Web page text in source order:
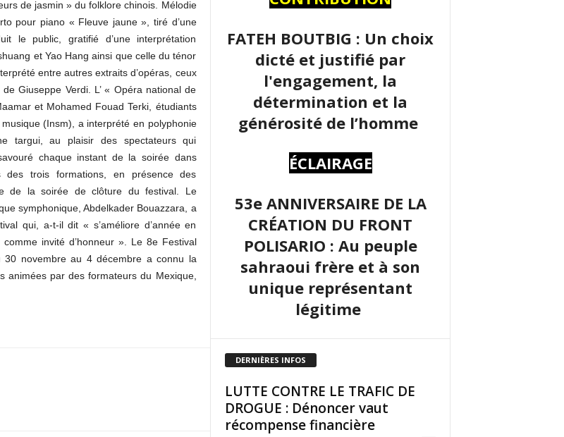
de jasmin » du folklore chinois. Mélodie
pour piano « Fleuve jaune », tiré d’une
le public, gratifié d’une interprétation
et Yao Hang ainsi que celle du ténor
entre autres extraits d’opéras, ceux
Giuseppe Verdi. L’ « Opéra national de
et Mohamed Fouad Terki, étudiants
(Insm), a interprété en polyphonie
targui, au plaisir des spectateurs qui
chaque instant de la soirée dans
des trois formations, en présence des
de la soirée de clôture du festival. Le
symphonique, Abdelkader Bouazzara, a
qui, a-t-il dit « s’améliore d’année en
invité d’honneur ». Le 8e Festival
30 novembre au 4 décembre a connu la
animées par des formateurs du Mexique,
FATEH BOUTBIG : Un choix
dicté et justifié par
l'engagement, la
détermination et la
générosité de l’homme
ÉCLAIRAGE
53e ANNIVERSAIRE DE LA
CRÉATION DU FRONT
POLISARIO : Au peuple
sahraoui frère et à son
unique représentant
légitime
DERNIÈRES INFOS
LUTTE CONTRE LE TRAFIC DE
DROGUE : Dénoncer vaut
récompense financière